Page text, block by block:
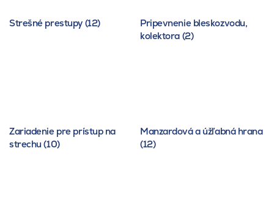
Strešné prestupy (12)
Pripevnenie bleskozvodu,
kolektora (2)
Zariadenie pre prístup na
strechu (10)
Manzardová a úžľabná hrana
(12)